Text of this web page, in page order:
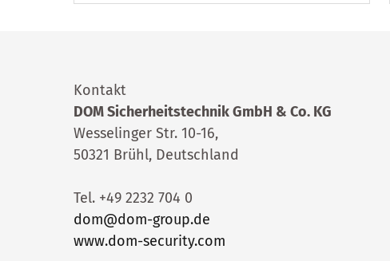
Kontakt
DOM Sicherheitstechnik GmbH & Co. KG
Wesselinger Str. 10-16,
50321 Brühl, Deutschland
Tel. +49 2232 704 0
dom@dom-group.de
www.dom-security.com